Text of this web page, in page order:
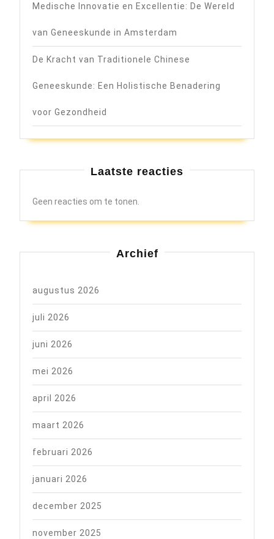
Medische Innovatie en Excellentie: De Wereld
van Geneeskunde in Amsterdam
De Kracht van Traditionele Chinese
Geneeskunde: Een Holistische Benadering
voor Gezondheid
Laatste reacties
Geen reacties om te tonen.
Archief
augustus 2026
juli 2026
juni 2026
mei 2026
april 2026
maart 2026
februari 2026
januari 2026
december 2025
november 2025